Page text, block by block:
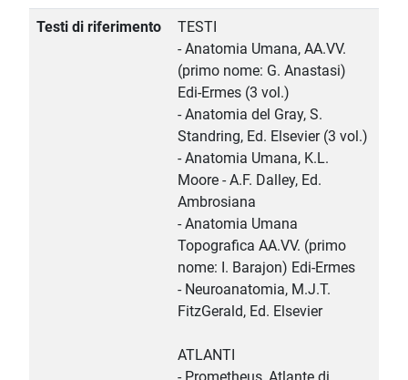
Testi di riferimento
TESTI
- Anatomia Umana, AA.VV.
(primo nome: G. Anastasi)
Edi-Ermes (3 vol.)
- Anatomia del Gray, S.
Standring, Ed. Elsevier (3 vol.)
- Anatomia Umana, K.L.
Moore - A.F. Dalley, Ed.
Ambrosiana
- Anatomia Umana
Topografica AA.VV. (primo
nome: I. Barajon) Edi-Ermes
- Neuroanatomia, M.J.T.
FitzGerald, Ed. Elsevier
ATLANTI